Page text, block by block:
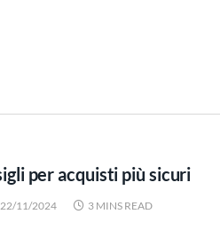
per acquisti più sicuri
22/11/2024 3 MINS READ